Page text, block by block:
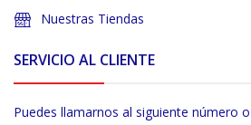
Nuestras Tiendas
SERVICIO AL CLIENTE
Puedes llamarnos al siguiente número